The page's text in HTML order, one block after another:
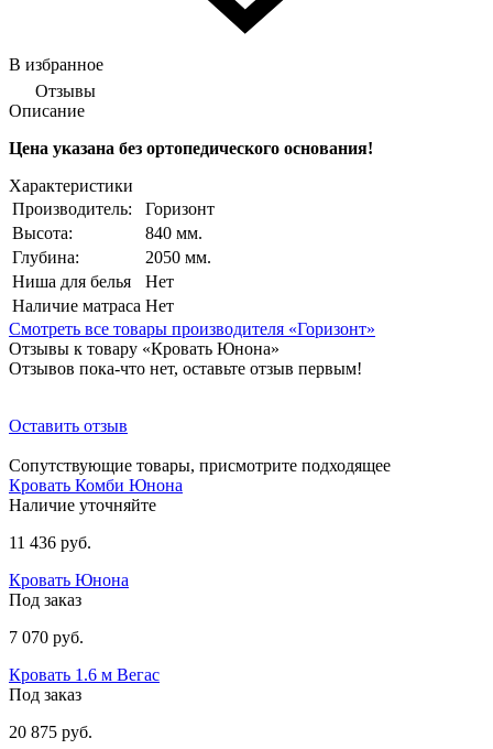
В избранное
Отзывы
Описание
Цена указана без ортопедического основания!
Характеристики
Производитель:
Горизонт
Высота:
840 мм.
Глубина:
2050 мм.
Ниша для белья
Нет
Наличие матраса Нет
Смотреть все товары производителя «Горизонт»
Отзывы к товару «Кровать Юнона»
Отзывов пока-что нет, оставьте отзыв первым!
Оставить отзыв
Сопутствующие товары, присмотрите подходящее
Кровать Комби Юнона
Наличие уточняйте
11 436 руб.
Кровать Юнона
Под заказ
7 070 руб.
Кровать 1.6 м Вегас
Под заказ
20 875 руб.